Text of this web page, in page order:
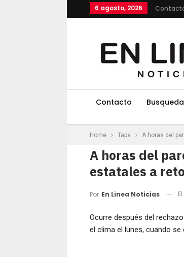
6 agosto, 2026
Contacto
Home Tapa A horas del
A horas del
estatales a
Por En Linea Noticias El
Ocurre después del
el clima el lunes, cuando